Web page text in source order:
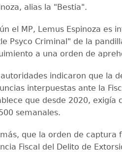
alias la "Bestia".
el MP, Lemus Espinoza es
Psyco Criminal" de la
a una orden de
autoridades indicaron que la
interpuestas ante la
que desde 2020, exigía
semanales.
que la orden de captura
Fiscal del Delito de